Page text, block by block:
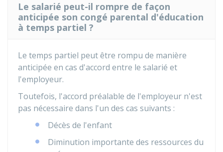
Le salarié peut-il rompre de façon
anticipée son congé parental d'éducation
à temps partiel ?
Le temps partiel peut être rompu de manière
anticipée en cas d'accord entre le salarié et
l'employeur.
Toutefois, l'accord préalable de l'employeur n'est
pas nécessaire dans l'un des cas suivants :
Décès de l'enfant
Diminution importante des ressources du